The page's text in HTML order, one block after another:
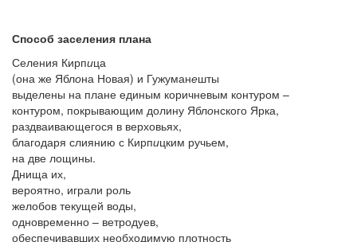
Способ заселения плана
Селения Кирпица
(она же Яблона Новая) и Гужуманешты
выделены на плане единым коричневым контуром –
контуром, покрывающим долину Яблонского Ярка,
раздваивающегося в верховьях,
благодаря слиянию с Кирпицким ручьем,
на две лощины.
Днища их,
вероятно, играли роль
желобов текущей воды,
одновременно – ветродуев,
обеспечивавших необходимую плотность